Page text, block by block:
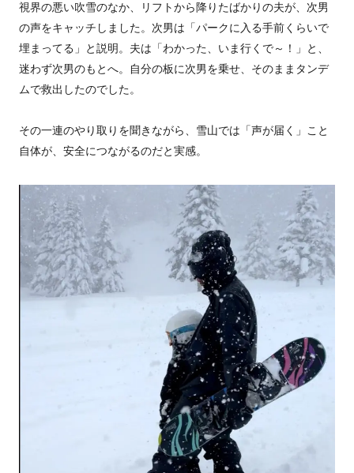
視界の悪い吹雪のなか、リフトから降りたばかりの夫が、次男
の声をキャッチしました。次男は「パークに入る手前くらいで
埋まってる」と説明。夫は「わかった、いま行くで～！」と、
迷わず次男のもとへ。自分の板に次男を乗せ、そのままタンデ
ムで救出したのでした。
その一連のやり取りを聞きながら、雪山では「声が届く」こと
自体が、安全につながるのだと実感。